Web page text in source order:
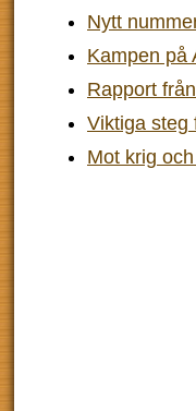
Nytt
Kampen på
Rapport
Viktiga steg
Mot krig